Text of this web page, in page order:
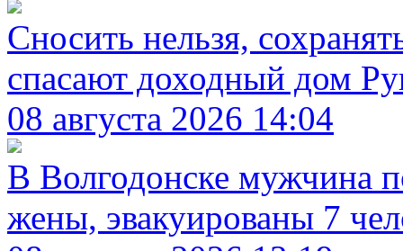
Сносить нельзя,
спасают доходный дом
08 августа 2026 14:04
В Волгодонске мужчина
жены, эвакуированы 7